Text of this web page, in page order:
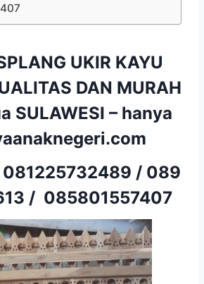
UKIR KAYU
DAN MURAH
SULAWESI – hanya
081225732489 / 089
/ 085801557407